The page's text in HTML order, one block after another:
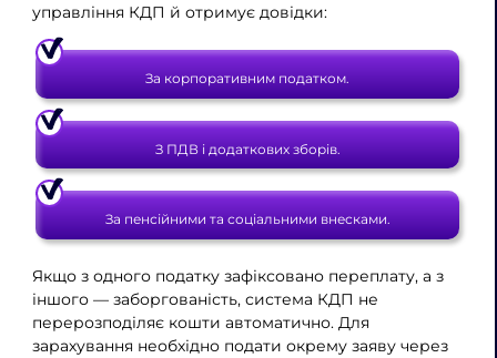
управління КДП й отримує довідки:
За корпоративним податком.
З ПДВ і додаткових зборів.
За пенсійними та соціальними внесками.
Якщо з одного податку зафіксовано переплату, а з
іншого — заборгованість, система КДП не
перерозподіляє кошти автоматично. Для
зарахування необхідно подати окрему заяву через